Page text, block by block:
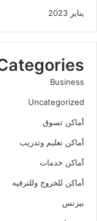
يناير 2023
Business
Uncategorized
أماكن تسوق
أماكن تعليم وتدريب
أماكن خدمات
أماكن للخروج وللترفيه
بيزنس